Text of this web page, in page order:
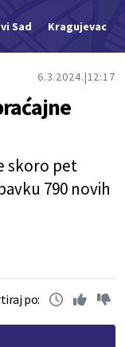
Sad Kragujevac
6.3.2024. 12:17
skoro pet
790 novih
po: